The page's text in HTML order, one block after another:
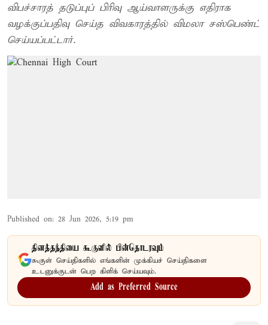
விபச்சாரத் தடுப்புப் பிரிவு ஆய்வாளருக்கு எதிராக
வழக்குப்பதிவு செய்த விவகாரத்தில் விமலா சஸ்பெண்ட்
செய்யப்பட்டார்.
Published on: 28 Jun 2026, 5:19 pm
தினத்தந்தியை கூகுளில் பின்தொடரவும்
கூகுள் செய்திகளில் எங்களின் முக்கியச் செய்திகளை
உடனுக்குடன் பெற கிளிக் செய்யவும்.
Add as Preferred Source